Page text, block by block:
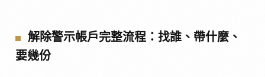
解除警示帳戶完整流程：找誰、帶什麼、
要幾份